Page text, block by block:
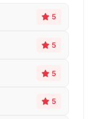
5
5
5
5